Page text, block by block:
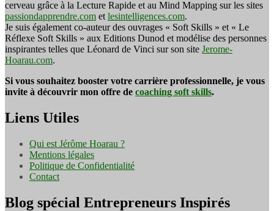
cerveau grâce à la Lecture Rapide et au Mind Mapping sur les sites
passiondapprendre.com et lesintelligences.com.
Je suis également co-auteur des ouvrages « Soft Skills » et « Le
Réflexe Soft Skills » aux Editions Dunod et modélise des personnes
inspirantes telles que Léonard de Vinci sur son site Jerome-
Hoarau.com.
Si vous souhaitez booster votre carrière professionnelle, je vous
invite à découvrir mon offre de coaching soft skills.
Liens Utiles
Qui est Jérôme Hoarau ?
Mentions légales
Politique de Confidentialité
Contact
Blog spécial Entrepreneurs Inspirés